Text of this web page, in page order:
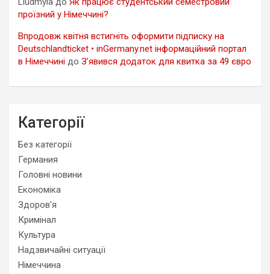
проїзний у Німеччині?
Впродовж квітня встигніть оформити підписку на
Deutschlandticket • inGermany.net інформаційний портал
в Німеччині до З’явився додаток для квитка за 49 євро
Категорії
Без категорії
Германия
Головні новини
Економіка
Здоров'я
Кримінал
Культура
Надзвичайні ситуації
Німеччина